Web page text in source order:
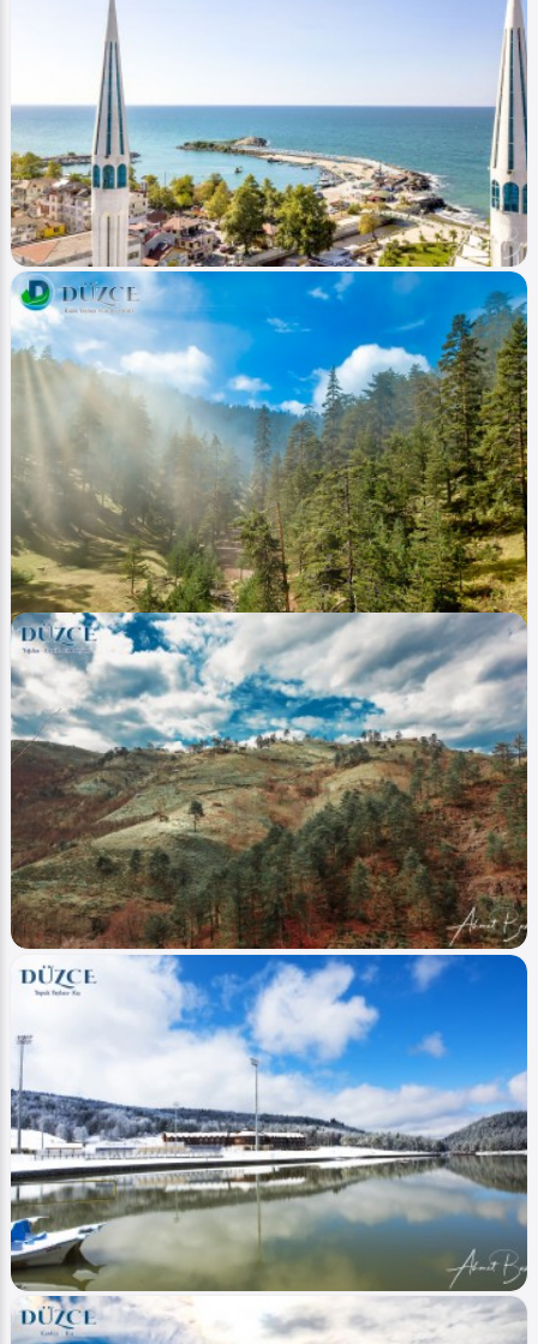
Image Yaylalar - Plateaus
Düzce Yeniyurt (Yayla - plateau)
Ahmet Bozdemir 0 3611 0
Image Şehir Merkezi - City Centrum
Akçakoca (Sahil Beach)
Ahmet Bozdemir 0 9321 0
Image Yaylalar - Plateaus
Düzce Kızık (Yayla Plateau)
Ahmet Bozdemir 0 3203 1
Image Şelaleler - Waterfalls
Yığılca - (Doğa Manzaraları - Natural
Landscapes)
Ahmet Bozdemir 0 5586 0